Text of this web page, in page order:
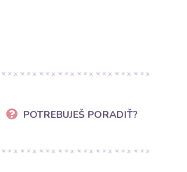
POTREBUJEŠ PORADIŤ?